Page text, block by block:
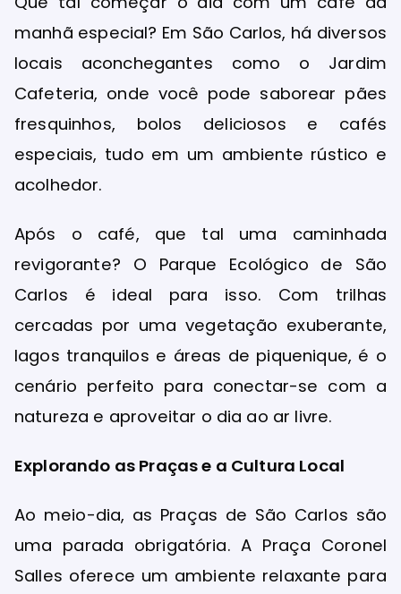
manhã especial? Em São Carlos, há diversos
locais aconchegantes como o Jardim
Cafeteria, onde você pode saborear pães
fresquinhos, bolos deliciosos e cafés
especiais, tudo em um ambiente rústico e
acolhedor.
Após o café, que tal uma caminhada
revigorante? O Parque Ecológico de São
Carlos é ideal para isso. Com trilhas
cercadas por uma vegetação exuberante,
lagos tranquilos e áreas de piquenique, é o
cenário perfeito para conectar-se com a
natureza e aproveitar o dia ao ar livre.
Explorando as Praças e a Cultura Local
Ao meio-dia, as Praças de São Carlos são
uma parada obrigatória. A Praça Coronel
Salles oferece um ambiente relaxante para